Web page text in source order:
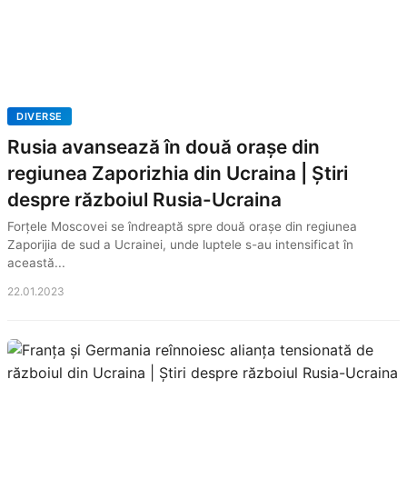
DIVERSE
Rusia avansează în două orașe din
regiunea Zaporizhia din Ucraina | Știri
despre războiul Rusia-Ucraina
Forțele Moscovei se îndreaptă spre două orașe din regiunea
Zaporijia de sud a Ucrainei, unde luptele s-au intensificat în
această...
22.01.2023